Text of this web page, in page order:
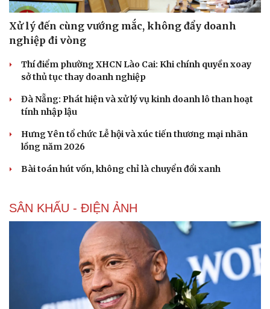
Xử lý đến cùng vướng mắc, không đẩy doanh
nghiệp đi vòng
Thí điểm phường XHCN Lào Cai: Khi chính quyền xoay
sở thủ tục thay doanh nghiệp
Đà Nẵng: Phát hiện và xử lý vụ kinh doanh lô than hoạt
tính nhập lậu
Hưng Yên tổ chức Lễ hội và xúc tiến thương mại nhãn
lồng năm 2026
Bài toán hút vốn, không chỉ là chuyển đổi xanh
SÂN KHẤU - ĐIỆN ẢNH